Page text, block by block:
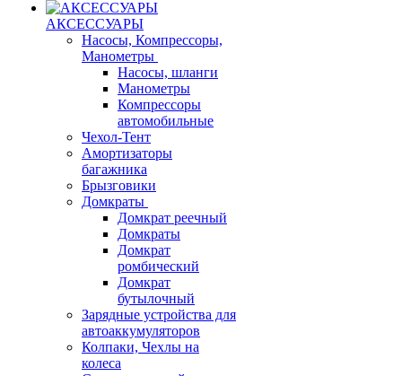
АКСЕССУАРЫ
Насосы, Компрессоры,
Манометры
Насосы, шланги
Манометры
Компрессоры
автомобильные
Чехол-Тент
Амортизаторы
багажника
Брызговики
Домкраты
Домкрат реечный
Домкраты
Домкрат
ромбический
Домкрат
бутылочный
Зарядные устройства для
автоаккумуляторов
Колпаки, Чехлы на
колеса